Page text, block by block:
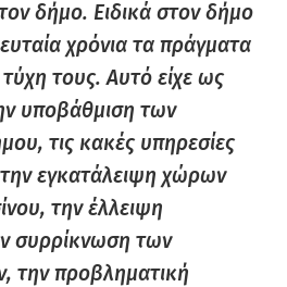
δήμο. Ειδικά στον δήμο
χρόνια τα πράγματα
τους. Αυτό είχε ως
υποβάθμιση των
τις κακές υπηρεσίες
εγκατάλειψη χώρων
την έλλειψη
συρρίκνωση των
την προβληματική